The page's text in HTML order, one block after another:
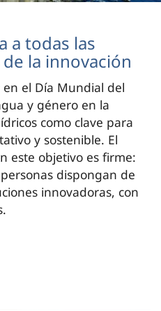
a todas las
la innovación
el Día Mundial del
y género en la
como clave para
y sostenible. El
este objetivo es firme:
dispongan de
innovadoras, con